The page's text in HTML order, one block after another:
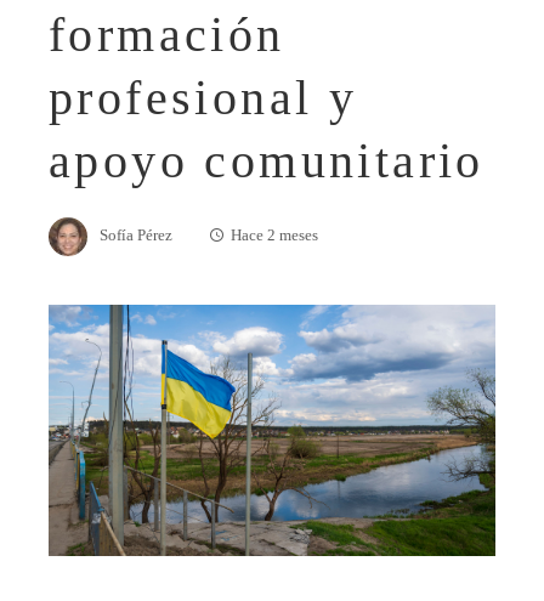
formación
profesional y
apoyo comunitario
Sofía Pérez Hace 2 meses